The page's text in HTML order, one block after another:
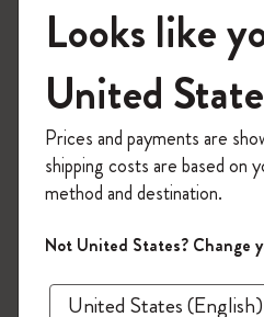
モレスキンの世
「WELCOME10」を
文が10%オフ＋送料
ール・アウトレッ
Moleskineアカウント
ァーや会員特典、さ
レーションを手に
Looks like
United
Prices and payments are
shipping costs are based on
method and destination.
Not United States? Change